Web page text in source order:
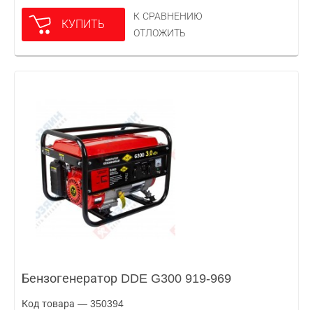
КУПИТЬ
К СРАВНЕНИЮ
ОТЛОЖИТЬ
Бензогенератор DDE G300 919-969
Код товара — 350394